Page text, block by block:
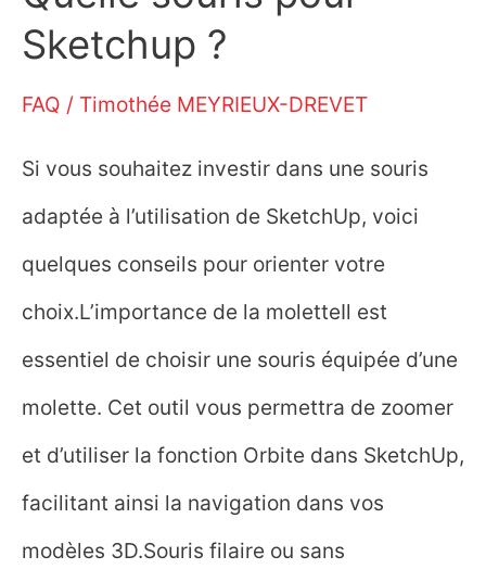
Sketchup ?
FAQ / Timothée MEYRIEUX-DREVET
Si vous souhaitez investir dans une souris
adaptée à l’utilisation de SketchUp, voici
quelques conseils pour orienter votre
choix.L’importance de la moletteIl est
essentiel de choisir une souris équipée d’une
molette. Cet outil vous permettra de zoomer
et d’utiliser la fonction Orbite dans SketchUp,
facilitant ainsi la navigation dans vos
modèles 3D.Souris filaire ou sans